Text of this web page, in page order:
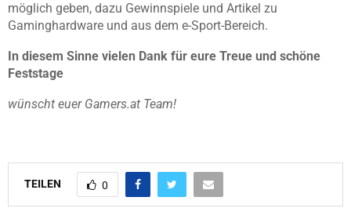
möglich geben, dazu Gewinnspiele und Artikel zu
Gaminghardware und aus dem e-Sport-Bereich.
In diesem Sinne vielen Dank für eure Treue und schöne
Feststage
wünscht euer Gamers.at Team!
TEILEN 0